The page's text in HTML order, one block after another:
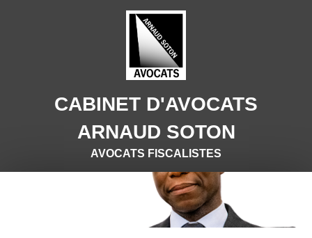
CABINET D'AVOCATS
ARNAUD SOTON
AVOCATS FISCALISTES